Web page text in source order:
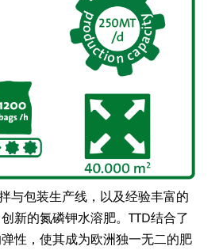
与包装生产线，以及经验丰富的
新的氮磷钾水溶肥。TTD结合了
性，使其成为欧洲独一无二的肥